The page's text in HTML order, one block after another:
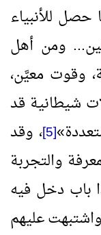
للأنبياء
ومن أهل
وقوت معيَّن،
شيطانية قد
»
[5] ، وقد
والتجربة
باب دخل فيه
عليهم